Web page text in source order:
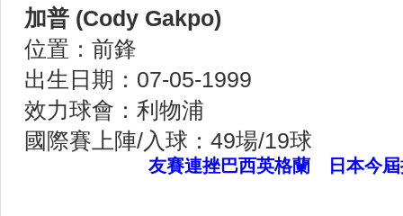
加普 (Cody Gakpo)
位置：前鋒
出生日期：07-05-1999
效力球會：利物浦
國際賽上陣/入球：49場/19球
友賽連挫巴西英格蘭 日本今屆